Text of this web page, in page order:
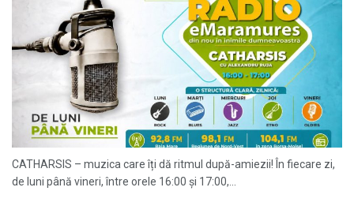
CATHARSIS – muzica care îți dă ritmul după-amiezii! În fiecare zi,
de luni până vineri, între orele 16:00 și 17:00,...